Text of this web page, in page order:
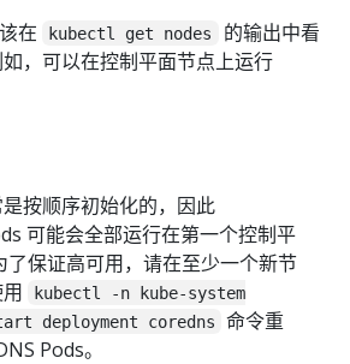
在 kubectl get nodes
的输出中看
，可以在控制平面节点上运行
按顺序初始化的，因此
可能会全部运行在第一个控制平
了保证高可用，请在至少一个新节
kubectl -n kube-system
deployment coredns
命令重
Pods。